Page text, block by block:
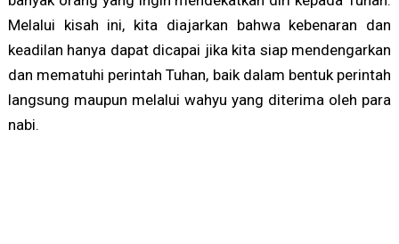
Melalui kisah ini, kita diajarkan bahwa kebenaran dan
keadilan hanya dapat dicapai jika kita siap mendengarkan
dan mematuhi perintah Tuhan, baik dalam bentuk perintah
langsung maupun melalui wahyu yang diterima oleh para
nabi.